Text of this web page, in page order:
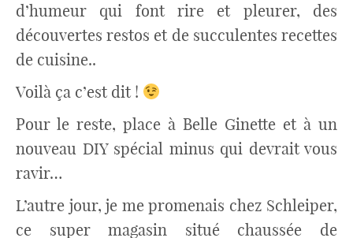
d’humeur qui font rire et pleurer, des
découvertes restos et de succulentes recettes
de cuisine..
Voilà ça c’est dit !
Pour le reste, place à Belle Ginette et à un
nouveau DIY spécial minus qui devrait vous
ravir…
L’autre jour, je me promenais chez Schleiper,
ce super magasin situé chaussée de